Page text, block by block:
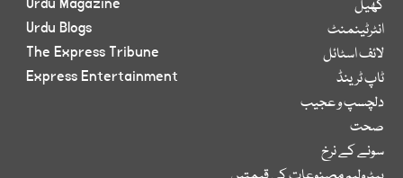
کھیل
انٹرٹینمنٹ
لائف اسٹائل
ٹاپ ٹرینڈ
دلچسپ و عجیب
صحت
سونے کے نرخ
Urdu Blogs
The Express Tribune
Express Entertainment